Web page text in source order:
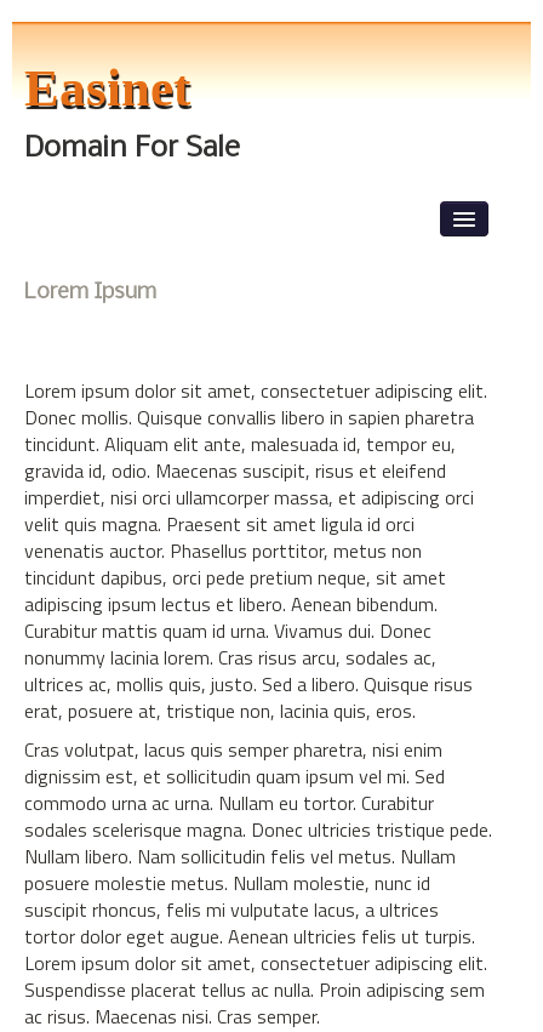
Easinet
Domain For Sale
Front Page
Level 1
Lorem Ipsum
Lorem Ipsum
Lorem ipsum dolor sit amet, consectetuer adipiscing elit.
Donec mollis. Quisque convallis libero in sapien pharetra
tincidunt. Aliquam elit ante, malesuada id, tempor eu,
gravida id, odio. Maecenas suscipit, risus et eleifend
imperdiet, nisi orci ullamcorper massa, et adipiscing orci
velit quis magna. Praesent sit amet ligula id orci
venenatis auctor. Phasellus porttitor, metus non
tincidunt dapibus, orci pede pretium neque, sit amet
adipiscing ipsum lectus et libero. Aenean bibendum.
Curabitur mattis quam id urna. Vivamus dui. Donec
nonummy lacinia lorem. Cras risus arcu, sodales ac,
ultrices ac, mollis quis, justo. Sed a libero. Quisque risus
erat, posuere at, tristique non, lacinia quis, eros.
Cras volutpat, lacus quis semper pharetra, nisi enim
dignissim est, et sollicitudin quam ipsum vel mi. Sed
commodo urna ac urna. Nullam eu tortor. Curabitur
sodales scelerisque magna. Donec ultricies tristique pede.
Nullam libero. Nam sollicitudin felis vel metus. Nullam
posuere molestie metus. Nullam molestie, nunc id
suscipit rhoncus, felis mi vulputate lacus, a ultrices
tortor dolor eget augue. Aenean ultricies felis ut turpis.
Lorem ipsum dolor sit amet, consectetuer adipiscing elit.
Suspendisse placerat tellus ac nulla. Proin adipiscing sem
ac risus. Maecenas nisi. Cras semper.